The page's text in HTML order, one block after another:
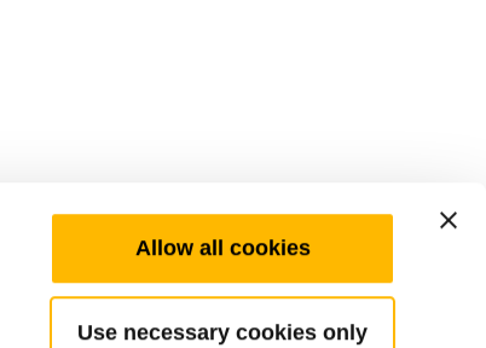
Allow all cookies
Use necessary cookies only